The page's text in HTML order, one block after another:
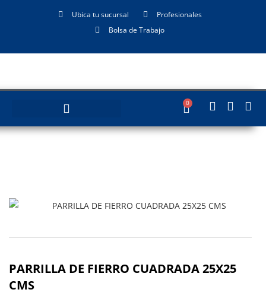
Ubica tu sucursal
Profesionales
Bolsa de Trabajo
0
PARRILLA DE FIERRO CUADRADA 25X25
CMS